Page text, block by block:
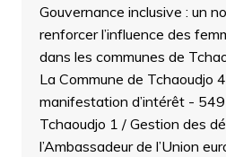
Gouvernance inclusive : un
renforcer l’influence des
dans les communes de
La Commune de Tchaoudjo
manifestation d’intérêt- 549
Tchaoudjo 1 / Gestion des
l’Ambassadeur de l’Union